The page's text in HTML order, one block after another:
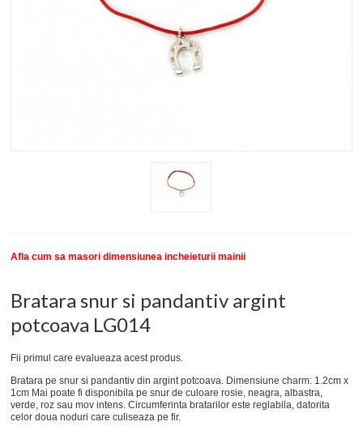
New
Afla cum sa masori dimensiunea incheieturii mainii
Bratara snur si pandantiv argint
potcoava LG014
Fii primul care evalueaza acest produs.
Bratara pe snur si pandantiv din argint potcoava. Dimensiune charm: 1.2cm x
1cm Mai poate fi disponibila pe snur de culoare rosie, neagra, albastra,
verde, roz sau mov intens. Circumferinta bratarilor este reglabila, datorita
celor doua noduri care culiseaza pe fir.